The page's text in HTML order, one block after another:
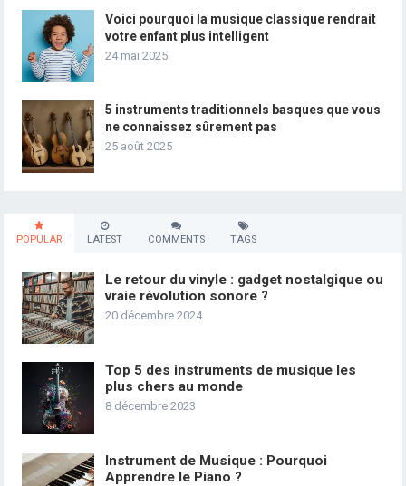
Voici pourquoi la musique classique rendrait
votre enfant plus intelligent
24 mai 2025
5 instruments traditionnels basques que vous
ne connaissez sûrement pas
25 août 2025
POPULAR LATEST COMMENTS TAGS
Le retour du vinyle : gadget nostalgique ou
vraie révolution sonore ?
20 décembre 2024
Top 5 des instruments de musique les
plus chers au monde
8 décembre 2023
Instrument de Musique : Pourquoi
Apprendre le Piano ?